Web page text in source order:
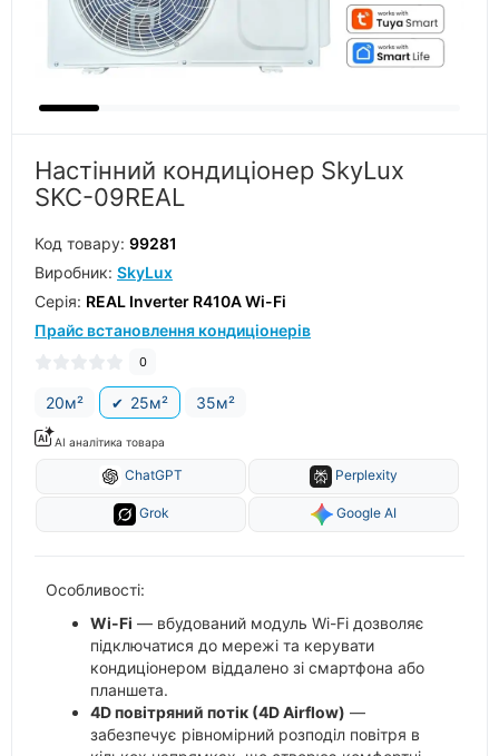
Настінний кондиціонер SkyLux
SKC-09REAL
Код товару: 99281
Виробник: SkyLux
Серiя: REAL Inverter R410A Wi-Fi
Прайс встановлення кондиціонерів
0
20м² 25м² 35м²
AI аналітика товара
ChatGPT Perplexity
Grok Google AI
Особливості:
Wi-Fi — вбудований модуль Wi-Fi дозволяє
підключатися до мережі та керувати
кондиціонером віддалено зі смартфона або
планшета.
4D повітряний потік (4D Airflow) —
забезпечує рівномірний розподіл повітря в